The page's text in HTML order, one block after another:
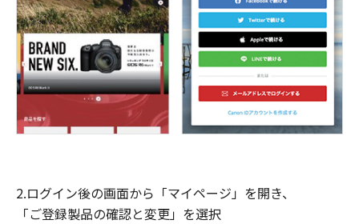
2.ログイン後の画面から「マイページ」を開き、
「ご登録製品の確認と変更」を選択